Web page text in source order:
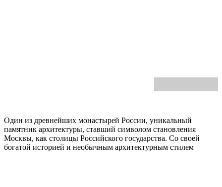
Один из древнейших монастырей России, уникальный
памятник архитектуры, ставший символом становления
Москвы, как столицы Российского государства. Со своей
богатой историей и необычным архитектурным стилем